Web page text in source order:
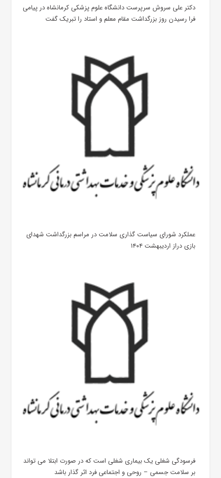
دکتر علی سروش سرپرست دانشگاه علوم پزشکی کرمانشاه در پیامی
فرا رسیدن روز بزرگداشت مقام معلم و استاد را تبریک گفت
عملکرد شورای سیاست گذاری سلامت در مراسم بزرگداشت شهدای
بازی دراز اردیبهشت ۱۴۰۴
فرسودگی شغلی یک بیماری شغلی است که در صورت ابتلا می تواند
بر سلامت جسمی – روحی و اجتماعی فرد اثر گذار باشد